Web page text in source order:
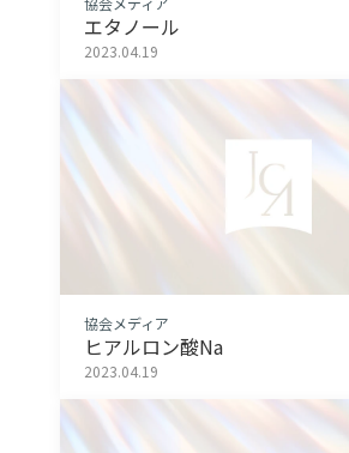
エタノール
2023.04.19
協会メディア
ヒアルロン酸Na
2023.04.19